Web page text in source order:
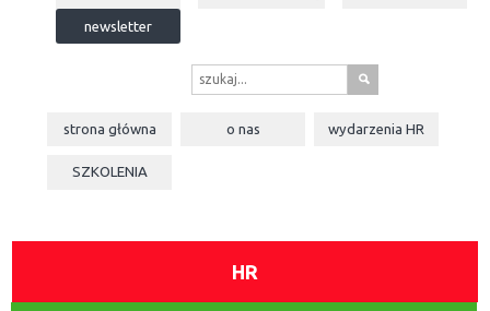
newsletter
s
strona główna o nas wydarzeniaHR
SZKOLENIA
HR